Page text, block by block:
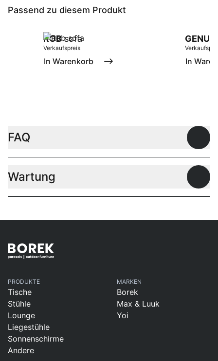
Passend zu diesem Produkt
ROBsofa
Verkaufspreis
In Warenkorb
GENUA
In
FAQ
Wartung
PRODUKTE
Tische
Stühle
Lounge
Liegestühle
Sonnenschirme
Andere
MARKEN
Borek
Max & Luuk
Yoi